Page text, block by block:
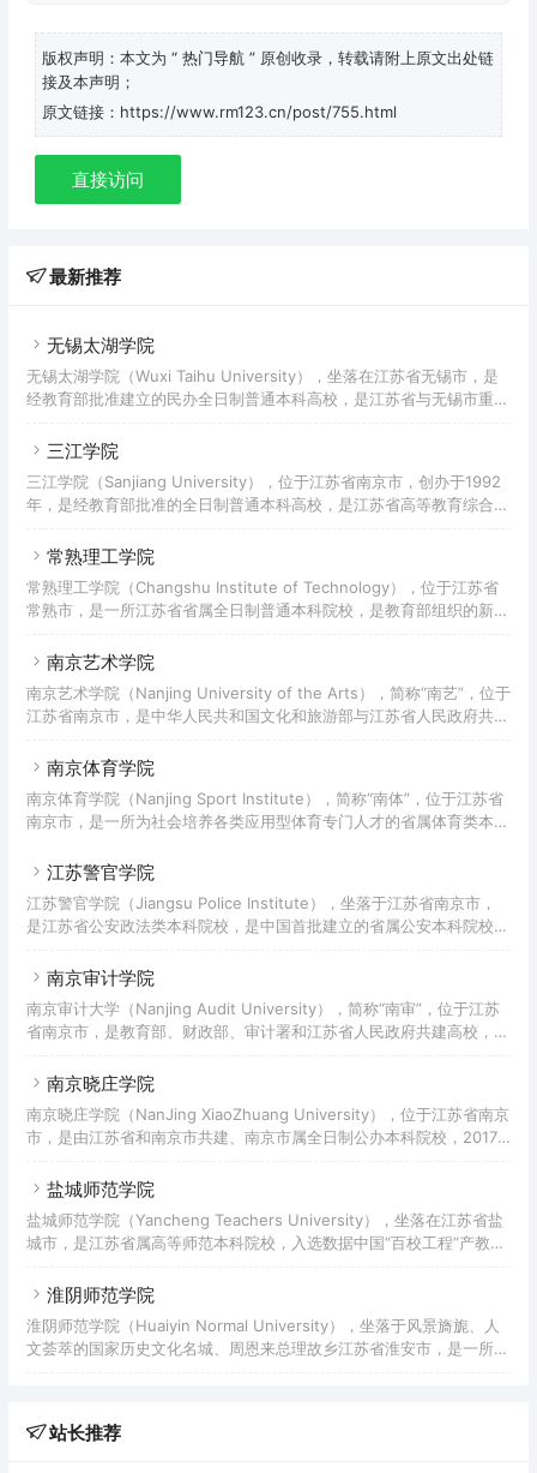
版权声明：本文为 “ 热门导航 ” 原创收录，转载请附上原文出处链
接及本声明；
原文链接：https://www.rm123.cn/post/755.html
直接访问
最新推荐
无锡太湖学院
无锡太湖学院（Wuxi Taihu University），坐落在江苏省无锡市，是
经教育部批准建立的民办全日制普通本科高校，是江苏省与无锡市重点
校、中美应用技术教育“双百计划”试点高校、中国产学研合作创新示范
全国新转设本科高校联盟理事长、全国新建本科院校联盟副理事长、全
国非营利性高校联盟副主席单位。学校前身是2002年成立的江南大学
三江学院
三江学院（Sanjiang University），位于江苏省南京市，创办于1992
年，是经教育部批准的全日制普通本科高校，是江苏省高等教育综合改
位研究生授权单位建设点。三江学院校名来历可追溯至1902年的“三江
师范学堂”。1992年东南大学、南京大学等高校的四位退休和即将退休
的教授、干部发起并创办“三江大学”，1995年4月由原国家教委批准正
式建校，2002年2月经国家教育部批准升格为本科高校，定名为“三江
常熟理工学院
常熟理工学院（Changshu Institute of Technology），位于江苏省
常熟市，是一所江苏省省属全日制普通本科院校，是教育部组织的新一
教育部“卓越工程师教育培养计划”试点高校、教育部信息化建设试点高
点高校。2017年，学校成为江苏省省级硕士立项建设单位。该校前身
是创办于1958年的苏州师范专科学校和1984年建校的常熟职业大学，
南京艺术学院
南京艺术学院（Nanjing University of the Arts），简称“南艺”，位于
江苏省南京市，是中华人民共和国文化和旅游部与江苏省人民政府共建
延续至今的高等艺术学府，中国六大艺术学院之首，艺术学科综合实力
位居全国第一，入选国家级人才培养模式创新实验区、国家级特色专业
建设项目、教育部“双万计划”、江苏高校文化创意协同创新中心、江苏
高校优势学科建设工程、江苏省首批新型重点高端智库，南艺催生了中
南京体育学院
南京体育学院（Nanjing Sport Institute），简称“南体”，位于江苏省
南京市，是一所为社会培养各类应用型体育专门人才的省属体育类本科
是始建于1956年的南京体育学校，1958年与江苏省体育干部训练班和
官网显示，学校占地面积占地640余亩；下设11个单位，开设15个本科
专业；有专任教师422人，有各类在校生7000余人。
江苏警官学院
江苏警官学院（Jiangsu Police Institute），坐落于江苏省南京市，
是江苏省公安政法类本科院校，是中国首批建立的省属公安本科院校。
安学校。1982年更名为江苏公安专科学校。1998年至2000年，江苏省
学校升格为本科院校，更名为江苏警官学院。2011年被江苏省学位委
员会列为专业学位研究生培养省立项建设单位，2012年起与南京师范
南京审计学院
南京审计大学（Nanjing Audit University），简称“南审”，位于江苏
省南京市，是教育部、财政部、审计署和江苏省人民政府共建高校，教
1983年创建的南京财贸学院；1987年更名为南京审计学院；2002年南
教育部批准更为南京审计大学；2021年获批博士学位授予单位（需加
强建设）。 截至2022年5月，南京审计大学占地面积120万平方米，拥
南京晓庄学院
南京晓庄学院（NanJing XiaoZhuang University），位于江苏省南京
市，是由江苏省和南京市共建、南京市属全日制公办本科院校，2017
1927年创办的晓庄试验乡村师范；2000年3月，原南京师范专科学
2014年，南京幼儿高等师范学校并入。截至2022年6月，学校有方
山、莫愁和晓庄（行知园）三个校区，校园总面积近1500亩；设有15
盐城师范学院
盐城师范学院（Yancheng Teachers University），坐落在江苏省盐
城市，是江苏省属高等师范本科院校，入选数据中国“百校工程”产教融
级硕士立项建设单位。学校创建于1958年，前身是盐城师范专科学校
该校入选新疆维吾尔自治区“国培计划”项目——农村小学语文教师脱产
置换培训项目。截至2022年1月，学校有通榆和新长两个校区，校园占
淮阴师范学院
淮阴师范学院（Huaiyin Normal University），坐落于风景旖旎、人
文荟萃的国家历史文化名城、周恩来总理故乡江苏省淮安市，是一所以
范学校并入。2021年，经国务院学位委员会审议通过，淮阴师范学院
站长推荐